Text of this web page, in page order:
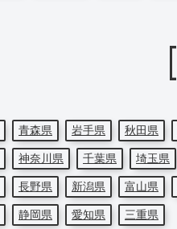
青森県 岩手県 秋田県
神奈川県 千葉県 埼玉県
長野県 新潟県 富山県
静岡県 愛知県
三重県